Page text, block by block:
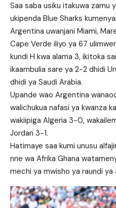
Saa saba usiku itakuwa zamu
ukipenda Blue Sharks
Argentina uwanjani Miami,
Cape Verde iliyo ya 67
kundi H kwa alama 3, ikitoka
ikaambulia sare ya 2-2 dhidi
dhidi ya Saudi Arabia.
Upande wao Argentina
walichukua nafasi ya kwanza
wakiipiga Algeria 3-0,
Jordan 3-1.
Hatimaye saa kumi unusu
nne wa Afrika Ghana
mechi ya mwisho ya raundi ya